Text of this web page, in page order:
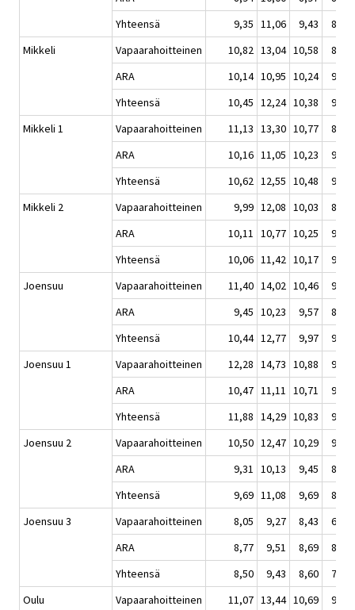
Yhteensä
9,35 11,06 9,43
8,38
Mikkeli
Vapaarahoitteinen 10,82 13,04 10,58
8,80
ARA
10,14 10,95 10,24
9,67
Yhteensä
10,45 12,24 10,38
9,33
Mikkeli 1
Vapaarahoitteinen 11,13 13,30 10,77
8,89
ARA
10,16 11,05 10,23
9,72
Yhteensä
10,62 12,55 10,48
9,42
Mikkeli 2
Vapaarahoitteinen 9,99 12,08 10,03
8,66
ARA
10,11 10,77 10,25
9,54
Yhteensä
10,06 11,42 10,17
9,13
Joensuu
Vapaarahoitteinen 11,40 14,02 10,46
9,35
ARA
9,45 10,23 9,57
8,84
Yhteensä
10,44 12,77 9,97
9,07
Joensuu 1
Vapaarahoitteinen 12,28 14,73 10,88
9,80
ARA
10,47 11,11 10,71
9,50
Yhteensä
11,88 14,29 10,83
9,71
Joensuu 2
Vapaarahoitteinen 10,50 12,47 10,29
9,45
ARA
9,31 10,13 9,45
8,79
Yhteensä
9,69 11,08 9,69
8,99
Joensuu 3
Vapaarahoitteinen 8,05 9,27 8,43
6,79
ARA
8,77 9,51 8,69
8,18
Yhteensä
8,50 9,43 8,60
7,51
Oulu
Vapaarahoitteinen 11,07 13,44 10,69
9,66